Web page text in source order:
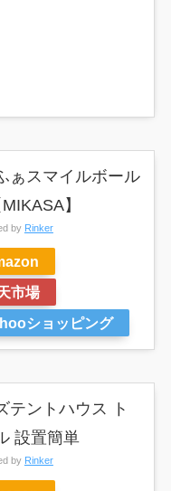
ぁスマイルボール
】
by Rinker
市場
ショッピング
テントハウス ト
設置簡単
by Rinker